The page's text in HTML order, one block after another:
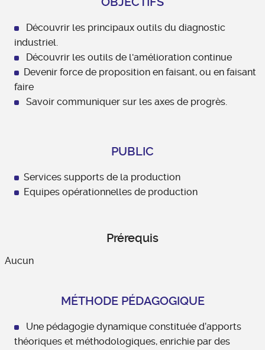
Découvrir les principaux outils du diagnostic
industriel.
Découvrir les outils de l'amélioration continue
Devenir force de proposition en faisant, ou en faisant
faire
Savoir communiquer sur les axes de progrès.
PUBLIC
Services supports de la production
Equipes opérationnelles de production
Prérequis
Aucun
MÉTHODE PÉDAGOGIQUE
Une pédagogie dynamique constituée d’apports
théoriques et méthodologiques, enrichie par des